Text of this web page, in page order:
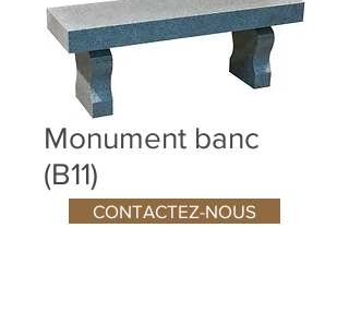
Monument banc
(B11)
CONTACTEZ-NOUS